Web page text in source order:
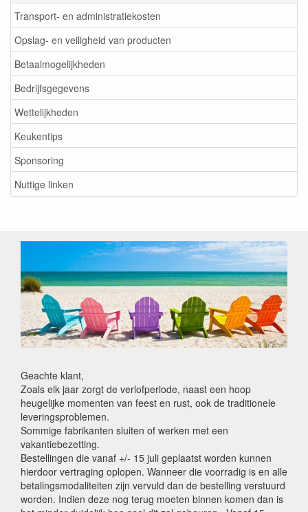
Transport- en administratiekosten
Opslag- en veiligheid van producten
Betaalmogelijkheden
Bedrijfsgegevens
Wettelijkheden
Keukentips
Sponsoring
Nuttige linken
Geachte klant,
Zoals elk jaar zorgt de verlofperiode, naast een hoop
heugelijke momenten van feest en rust, ook de traditionele
leveringsproblemen.
Sommige fabrikanten sluiten of werken met een
vakantiebezetting.
Bestellingen die vanaf +/- 15 juli geplaatst worden kunnen
hierdoor vertraging oplopen. Wanneer die voorradig is en alle
betalingsmodaliteiten zijn vervuld dan de bestelling verstuurd
worden. Indien deze nog terug moeten binnen komen dan is